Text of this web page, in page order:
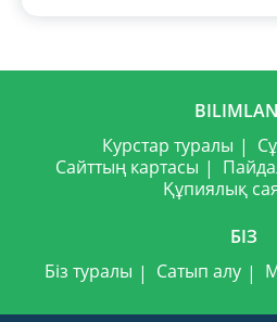
Курстар туралы
Сайттың картасы
Құпиялық
БІЗ
Біз туралы
Сатып алу